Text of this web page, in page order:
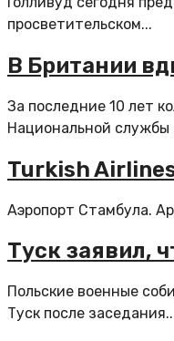
просветительском...
В Британии
За последние 10 лет
Национальной службы
Turkish
Аэропорт Стамбула.
Туск заявил,
Польские военные
Туск после